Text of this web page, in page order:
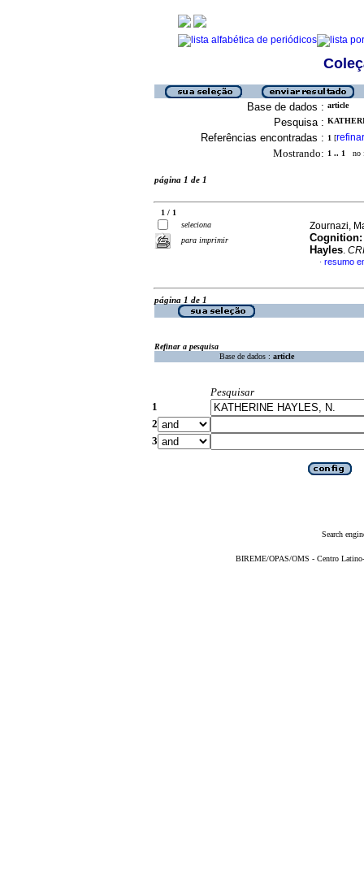
Base de dados : article
Pesquisa :
Referências encontradas : 1 [refinar
Mostrando: 1 .. 1 no
página 1 de 1
1 / 1
seleciona
para imprimir
Zournazi,
Cognition:
Hayles.
· resumo
página 1 de 1
Refinar a pesquisa
Base de dados : article
Pesquisar
1
2
3
Search
BIREME/OPAS/OMS - Centro Latino-